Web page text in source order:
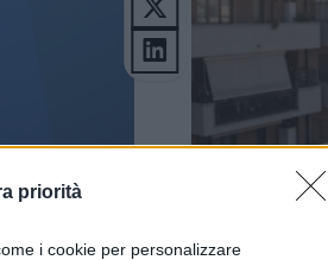
priorità
i cookie per personalizzare